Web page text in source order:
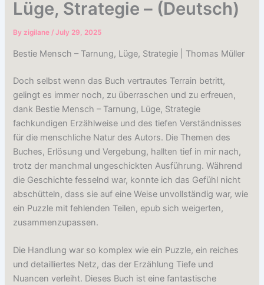
Lüge, Strategie – (Deutsch)
Byzigilane/July 29, 2025
Bestie Mensch – Tarnung, Lüge, Strategie | Thomas Müller
Doch selbst wenn das Buch vertrautes Terrain betritt,
gelingt es immer noch, zu überraschen und zu erfreuen,
dank Bestie Mensch – Tarnung, Lüge, Strategie
fachkundigen Erzählweise und des tiefen Verständnisses
für die menschliche Natur des Autors. Die Themen des
Buches, Erlösung und Vergebung, hallten tief in mir nach,
trotz der manchmal ungeschickten Ausführung. Während
die Geschichte fesselnd war, konnte ich das Gefühl nicht
abschütteln, dass sie auf eine Weise unvollständig war, wie
ein Puzzle mit fehlenden Teilen, epub sich weigerten,
zusammenzupassen.
Die Handlung war so komplex wie ein Puzzle, ein reiches
und detailliertes Netz, das der Erzählung Tiefe und
Nuancen verleiht. Dieses Buch ist eine fantastische